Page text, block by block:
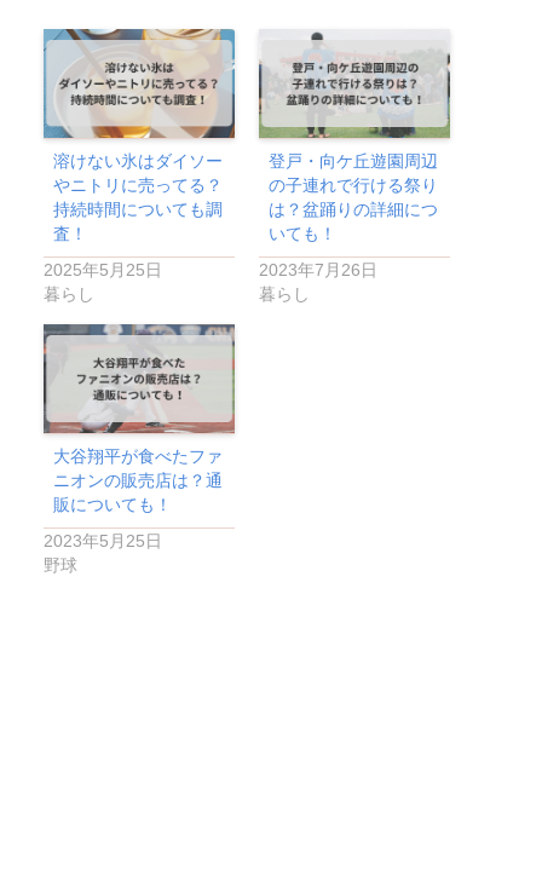
溶けない氷はダイソー
やニトリに売ってる？
持続時間についても調
査！
2025年5月25日
暮らし
登戸・向ケ丘遊園周辺
の子連れで行ける祭り
は？盆踊りの詳細につ
いても！
2023年7月26日
暮らし
大谷翔平が食べたファ
ニオンの販売店は？通
販についても！
2023年5月25日
野球